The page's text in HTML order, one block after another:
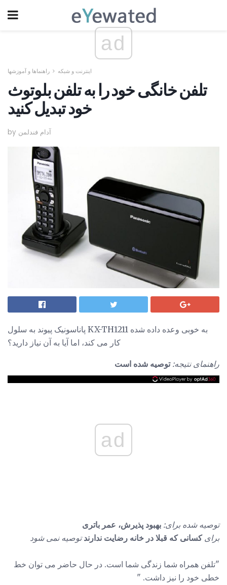
ad
اینترنت و شبکه راهنماها و آموزشها
تلفن خانگی خود را به تلفن بلوتوث
خود تبدیل کنید
by آدام فندلمن
پاناسونیک پیوند به سلول KX-TH1211 به خوبی وعده داده شده
کار می کند، اما آیا به آن نیاز دارید؟
راهنمای نتیجه: توصیه شده است
ad
توصیه شده برای: بهبود پذیرش، عمر باتری
برای کسانی که قبلا در خانه رضایت ندارند توصیه نمی شود
"تلفن همراه شما زندگی شما است. در حال حاضر می توان خط
خطی خود را نیز داشت. "